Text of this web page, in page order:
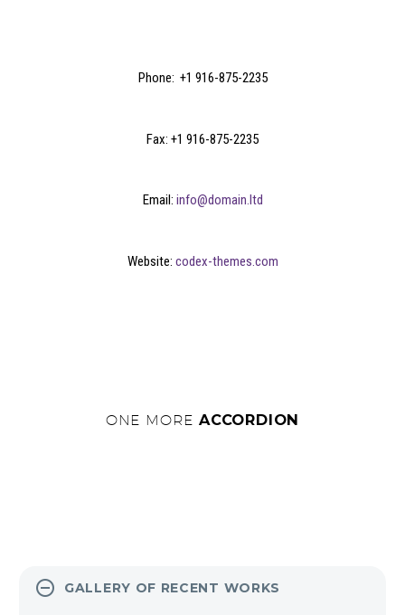
Phone: +1 916-875-2235
Fax: +1 916-875-2235
Email: info@domain.ltd
Website: codex-themes.com
ONE MORE ACCORDION
GALLERY OF RECENT WORKS